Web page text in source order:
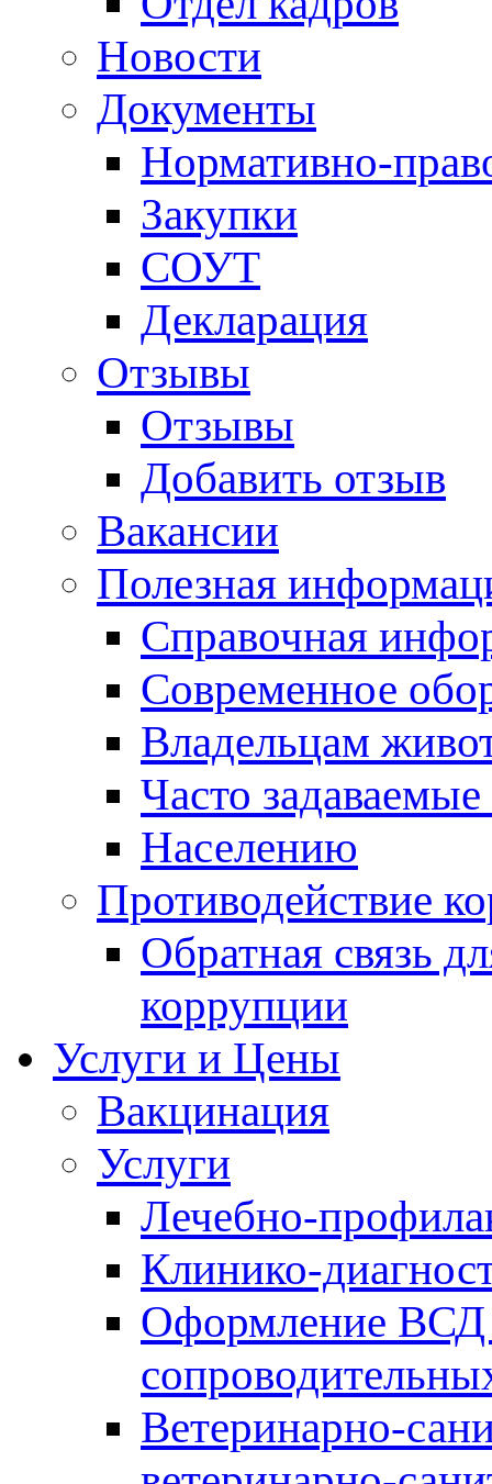
Новости
Документы
Нормативно-
Закупки
СОУТ
Декларация
Отзывы
Отзывы
Добавить отзыв
Вакансии
Полезная
Справочная
Современное
Владельцам
Часто
Населению
Противодействие
Обратная связь
коррупции
Услуги и Цены
Вакцинация
Услуги
Лечебно-
Клинико-
Оформление ВСД
Ветеринарно-